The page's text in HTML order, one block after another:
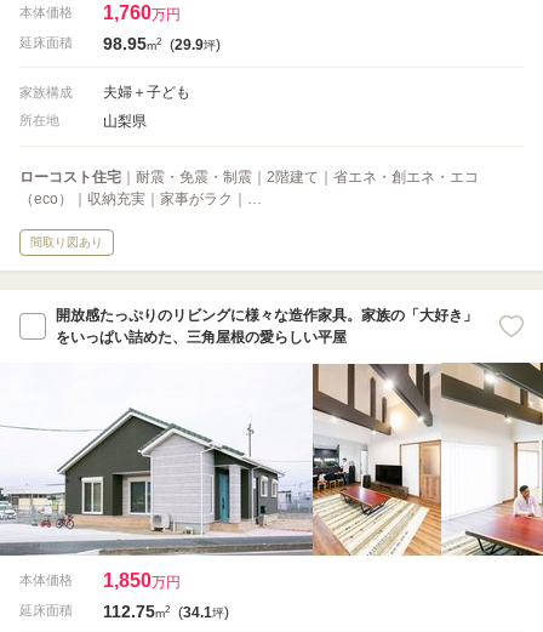
本体価格 1,760万円
延床面積 98.95m2 (29.9坪)
家族構成 夫婦＋子ども
所在地 山梨県
ローコスト住宅 ｜耐震・免震・制震｜2階建て｜省エネ・創エネ・エコ
（eco）｜収納充実｜家事がラク｜…
間取り図あり
開放感たっぷりのリビングに様々な造作家具。家族の「大好き」
をいっぱい詰めた、三角屋根の愛らしい平屋
本体価格 1,850万円
延床面積 112.75m2 (34.1坪)